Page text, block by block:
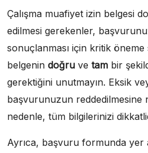
Çalışma muafiyet izin belgesi
edilmesi gerekenler,
sonuçlanması için kritik
belgenin doğru ve tam bir
gerektiğini unutmayın. Eksik
başvurunuzun reddedilmesine
nedenle, tüm bilgilerinizi
Ayrıca, başvuru formunda yer